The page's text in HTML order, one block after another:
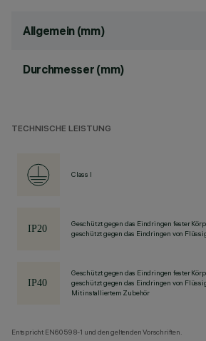
Allgemein (mm)
Durchmesser (mm)
TECHNISCHE LEISTUNG
Class I
Geschützt gegen das Eindringen fester
geschützt gegen das Eindringen von
Geschützt gegen das Eindringen fester
geschützt gegen das Eindringen von
Mit installiertem Zubehör
Entspricht EN60598-1 und den geltenden Vorschriften.